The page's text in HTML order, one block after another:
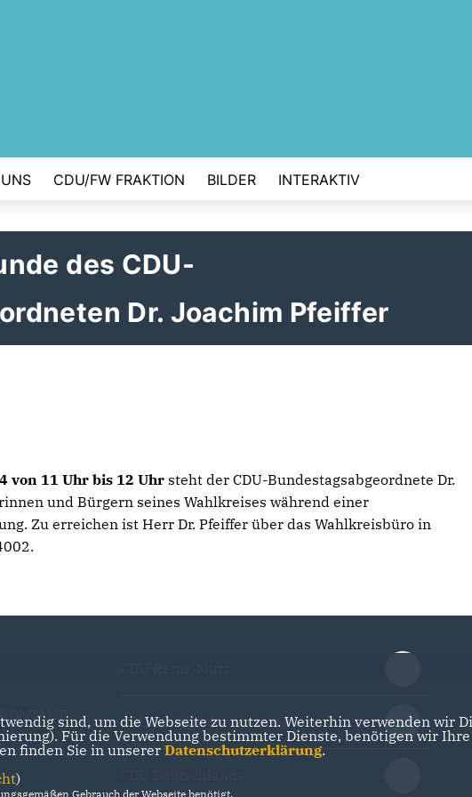
CDU/FW FRAKTION BILDER INTERAKTIV
des CDU-
Dr. Joachim Pfeiffer
von 11 Uhr bis 12 Uhr steht der CDU-Bundestagsabgeordnete Dr.
und Bürgern seines Wahlkreises während einer
Zu erreichen ist Herr Dr. Pfeiffer über das Wahlkreisbüro in
KONTAKT CDU Baden-Württemberg
sind, um die Webseite zu nutzen. Weiterhin verwenden wir
Für die Verwendung bestimmter Dienste, benötigen wir
finden Sie in unserer Datenschutzerklärung.
)
Gebrauch der Webseite benötigt.